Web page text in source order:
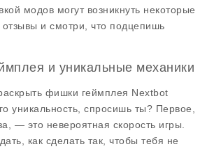
модов могут возникнуть некоторые
отзывы и смотри, что подцепишь
и уникальные механики
фишки геймплея Nextbot
уникальность, спросишь ты? Первое,
— это невероятная скорость игры.
как сделать так, чтобы тебя не